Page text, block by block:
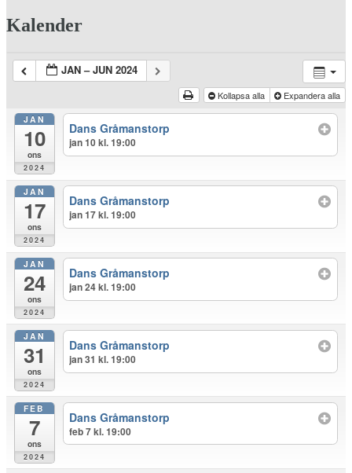
Kalender
JAN – JUN 2024
Kollapsa alla Expandera alla
JAN
10
ons
2024
Dans Gråmanstorp
jan 10 kl. 19:00
JAN
17
ons
2024
Dans Gråmanstorp
jan 17 kl. 19:00
JAN
24
ons
2024
Dans Gråmanstorp
jan 24 kl. 19:00
JAN
31
ons
2024
Dans Gråmanstorp
jan 31 kl. 19:00
FEB
7
ons
2024
Dans Gråmanstorp
feb 7 kl. 19:00